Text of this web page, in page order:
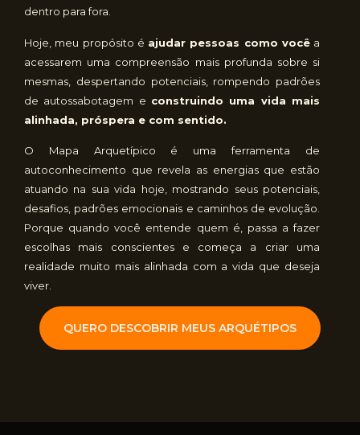
dentro para fora.
Hoje, meu propósito é ajudar pessoas como vocêa
acessarem uma compreensão mais profunda sobre si
mesmas, despertando potenciais, rompendo padrões
de autossabotagem e construindo uma vida mais
alinhada, próspera e com sentido.
O Mapa Arquetípico é uma ferramenta de
autoconhecimento que revela as energias que estão
atuando na sua vida hoje, mostrando seus potenciais,
desafios, padrões emocionais e caminhos de evolução.
Porque quando você entende quem é, passa a fazer
escolhas mais conscientes e começa a criar uma
realidade muito mais alinhada com a vida que deseja
viver.
QUERO DESCOBRIR MEUS ARQUÉTIPOS